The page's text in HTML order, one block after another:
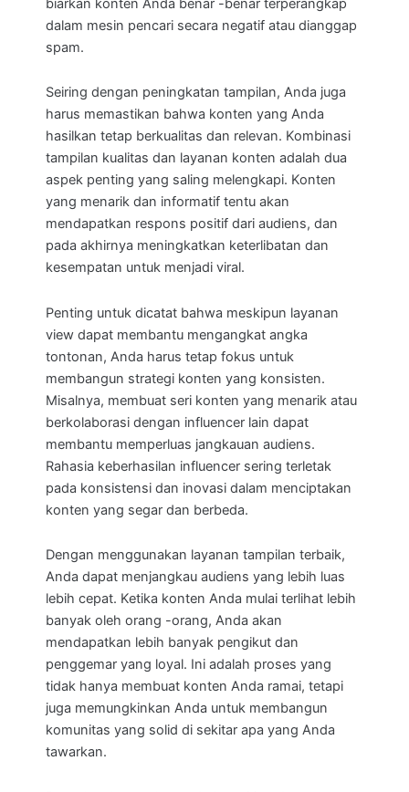
dalam mesin pencari secara negatif atau dianggap
spam.
Seiring dengan peningkatan tampilan, Anda juga
harus memastikan bahwa konten yang Anda
hasilkan tetap berkualitas dan relevan. Kombinasi
tampilan kualitas dan layanan konten adalah dua
aspek penting yang saling melengkapi. Konten
yang menarik dan informatif tentu akan
mendapatkan respons positif dari audiens, dan
pada akhirnya meningkatkan keterlibatan dan
kesempatan untuk menjadi viral.
Penting untuk dicatat bahwa meskipun layanan
view dapat membantu mengangkat angka
tontonan, Anda harus tetap fokus untuk
membangun strategi konten yang konsisten.
Misalnya, membuat seri konten yang menarik atau
berkolaborasi dengan influencer lain dapat
membantu memperluas jangkauan audiens.
Rahasia keberhasilan influencer sering terletak
pada konsistensi dan inovasi dalam menciptakan
konten yang segar dan berbeda.
Dengan menggunakan layanan tampilan terbaik,
Anda dapat menjangkau audiens yang lebih luas
lebih cepat. Ketika konten Anda mulai terlihat lebih
banyak oleh orang -orang, Anda akan
mendapatkan lebih banyak pengikut dan
penggemar yang loyal. Ini adalah proses yang
tidak hanya membuat konten Anda ramai, tetapi
juga memungkinkan Anda untuk membangun
komunitas yang solid di sekitar apa yang Anda
tawarkan.